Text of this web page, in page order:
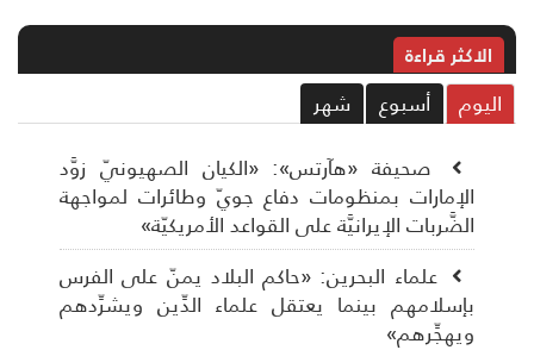
الاکثر قراءة
أسبوع شهر
صحيفة «هآرتس»: «الكيان الصهيونيّ زوَّد
الإمارات بمنظومات دفاع جويّ وطائرات لمواجهة
الضَّربات الإيرانيَّة على القواعد الأمريكيّة»
علماء البحرين: «حاكم البلاد يمنّ على الفرس
بإسلامهم بينما يعتقل علماء الدِّين ويشرِّدهم
ويهجِّرهم»